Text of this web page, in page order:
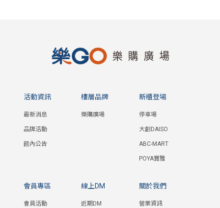
活動資訊
最新消息
品牌活動
館內公告
樓層品牌
樂購廣場
新櫃登場
停車場
大創DAISO
ABC-MART
POYA寶雅
會員專區
會員活動
線上DM
近期DM
關於我們
營業資訊